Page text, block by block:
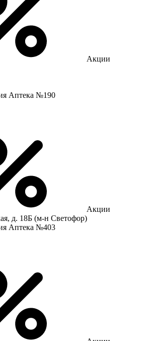
Акции
Аптека №190
Акции
д. 18Б (м-н Светофор)
Аптека №403